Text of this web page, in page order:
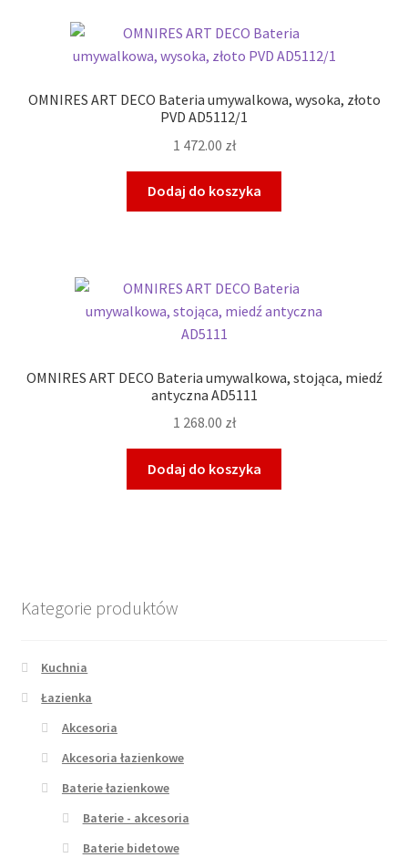
OMNIRES ART DECO Bateria umywalkowa, wysoka, złoto
PVD AD5112/1
1 472.00 zł
Dodaj do koszyka
OMNIRES ART DECO Bateria umywalkowa, stojąca, miedź
antyczna AD5111
1 268.00 zł
Dodaj do koszyka
Kategorie produktów
Kuchnia
Łazienka
Akcesoria
Akcesoria łazienkowe
Baterie łazienkowe
Baterie - akcesoria
Baterie bidetowe